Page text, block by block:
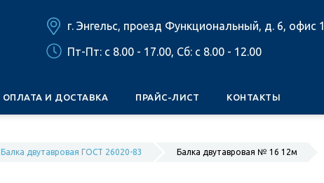
г. Энгельс, проезд Функциональный, д. 6, офис 1
Пт-Пт: c 8.00 - 17.00, Сб: c 8.00 - 12.00
ОПЛАТА И ДОСТАВКА ПРАЙС-ЛИСТ КОНТАКТЫ
Балка двутавровая ГОСТ 26020-83 Балка двутавровая № 16 12м